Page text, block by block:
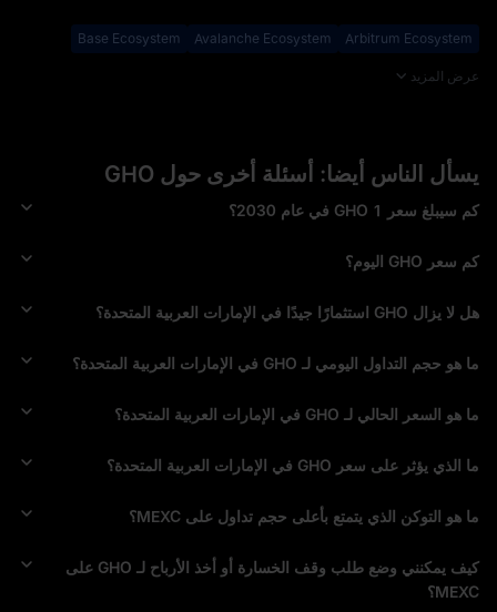
Arbitrum Ecosystem
Avalanche Ecosystem
Base Ecosystem
عرض المزيد
يسأل الناس أيضا: أسئلة أخرى حول GHO
كم سيبلغ سعر 1 GHO في عام 2030؟
كم سعر GHO اليوم؟
هل لا يزال GHO استثمارًا جيدًا في الإمارات العربية المتحدة؟
ما هو حجم التداول اليومي لـ GHO في الإمارات العربية المتحدة؟
ما هو السعر الحالي لـ GHO في الإمارات العربية المتحدة؟
ما الذي يؤثر على سعر GHO في الإمارات العربية المتحدة؟
ما هو التوكن الذي يتمتع بأعلى حجم تداول على MEXC؟
كيف يمكنني وضع طلب وقف الخسارة أو أخذ الأرباح لـ GHO على
MEXC؟